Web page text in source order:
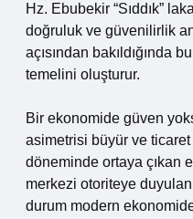
Hz. Ebubekir “Sıddık”
doğruluk ve güvenilirlik
açısından bakıldığında
temelini oluşturur.
Bir ekonomide güven
asimetrisi büyür ve
döneminde ortaya çıkan
merkezi otoriteye
durum modern